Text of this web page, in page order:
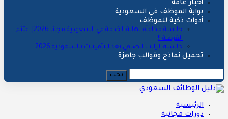
أخبار عامة
بوابة الموظف في السعودية
أدوات ذكية للموظف
حاسبة مكافأة نهاية الخدمة في السعودية مجانا 2026| اغتنم
الفرصة !!
حاسبة الراتب الصافي بعد التأمينات بالسعودية 2026
تحميل نماذج وقوالب جاهزة
الرئيسية
دورات مجانية